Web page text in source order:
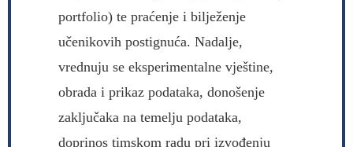
portfolio) te praćenje i bilježenje
učenikovih postignuća. Nadalje,
vrednuju se eksperimentalne vještine,
obrada i prikaz podataka, donošenje
zaključaka na temelju podataka,
doprinos timskom radu pri izvođenju